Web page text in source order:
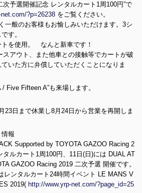
予選開催記念 レンタルカート1周100円”で
?p=26238 をご覧ください。
一般のお客様もお愉しみいただけます。3シ
す。
を使用。 なんと新車です！
アウト、また他車との接触等でカートが破
いた方に弁償していただくことになりま
Five Fifteen A”も来場します。
23日まで休業し8月24日から営業を再開しま
報
Supported by TOYOTA GAZOO Racing 2
ルカート1周100円、11日(日)には DUAL AT
GAZOO Racing 2019 二次予選 開催です。
レンタルカート24時間イベント LE MANS V
2019( http://www.yrp-net.com/?page_id=25